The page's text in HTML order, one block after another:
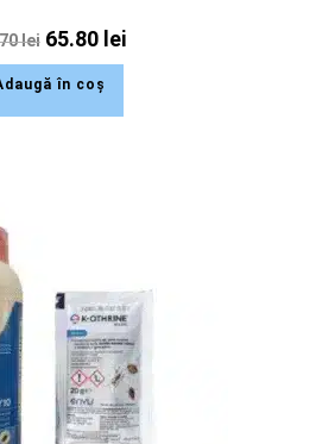
lei 65.80 lei
în coș